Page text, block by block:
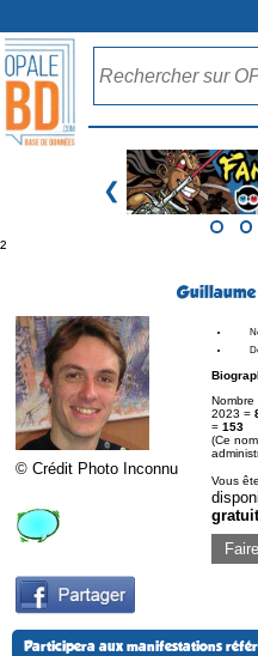
❮
²
Guillaume
© Crédit Photo Inconnu
2023 =
= 153
(Ce
Vous
Participera aux manifestations